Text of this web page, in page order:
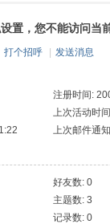
置，您不能访问当
打个招呼
发送消息
注册时间:
上次活动时
上次邮件通
好友数: 0
主题数: 3
记录数: 0